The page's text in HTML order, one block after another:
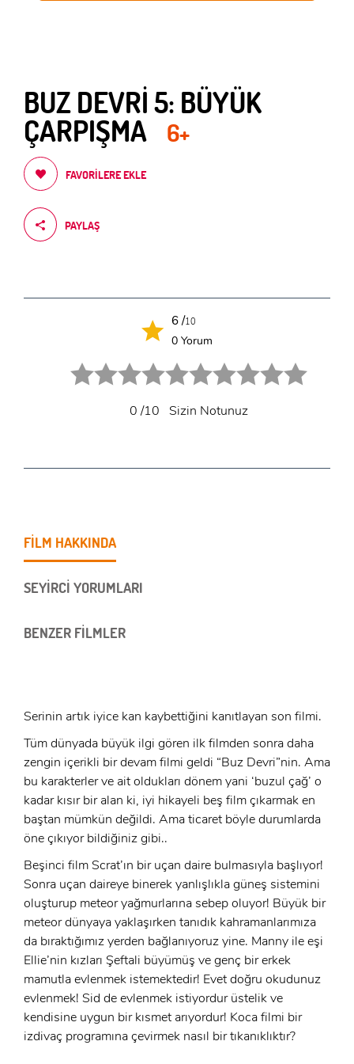
GIRIŞ YAP
x
ÜYE OL
Ad Soyad:
BUZ DEVRİ 5: BÜYÜK
ÇARPIŞMA 6+
FAVORILERE EKLE
PAYLAŞ
6 /10
0 Yorum
0/10 Sizin Notunuz
FİLM HAKKINDA
SEYİRCİ YORUMLARI
BENZER FİLMLER
Serinin artık iyice kan kaybettiğini kanıtlayan son filmi.
Tüm dünyada büyük ilgi gören ilk filmden sonra daha
zengin içerikli bir devam filmi geldi “Buz Devri”nin. Ama
bu karakterler ve ait oldukları dönem yani ‘buzul çağ’ o
kadar kısır bir alan ki, iyi hikayeli beş film çıkarmak en
baştan mümkün değildi. Ama ticaret böyle durumlarda
öne çıkıyor bildiğiniz gibi..
Beşinci film Scrat’ın bir uçan daire bulmasıyla başlıyor!
Sonra uçan daireye binerek yanlışlıkla güneş sistemini
oluşturup meteor yağmurlarına sebep oluyor! Büyük bir
meteor dünyaya yaklaşırken tanıdık kahramanlarımıza
da bıraktığımız yerden bağlanıyoruz yine. Manny ile eşi
Ellie’nin kızları Şeftali büyümüş ve genç bir erkek
mamutla evlenmek istemektedir! Evet doğru okudunuz
evlenmek! Sid de evlenmek istiyordur üstelik ve
kendisine uygun bir kısmet arıyordur! Koca filmi bir
izdivaç programına çevirmek nasıl bir tıkanıklıktır?